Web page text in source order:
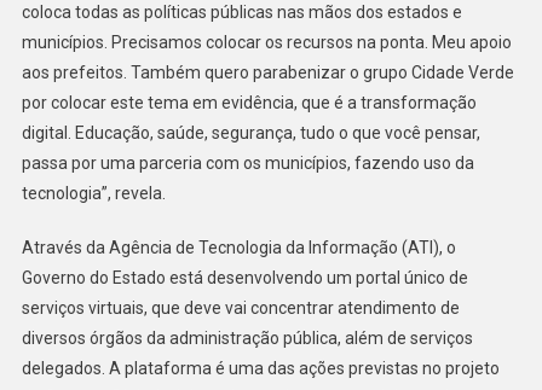
coloca todas as políticas públicas nas mãos dos estados e
municípios. Precisamos colocar os recursos na ponta. Meu apoio
aos prefeitos. Também quero parabenizar o grupo Cidade Verde
por colocar este tema em evidência, que é a transformação
digital. Educação, saúde, segurança, tudo o que você pensar,
passa por uma parceria com os municípios, fazendo uso da
tecnologia”, revela.
Através da Agência de Tecnologia da Informação (ATI), o
Governo do Estado está desenvolvendo um portal único de
serviços virtuais, que deve vai concentrar atendimento de
diversos órgãos da administração pública, além de serviços
delegados. A plataforma é uma das ações previstas no projeto